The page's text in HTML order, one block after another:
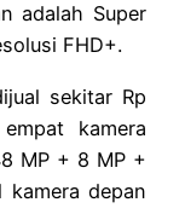
adalah Super
FHD+.
sekitar Rp
kamera
MP + 8 MP +
depan